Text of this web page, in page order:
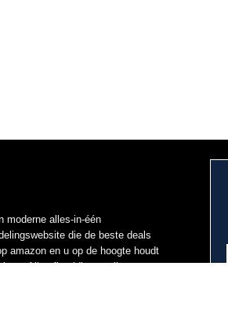
moderne alles-in-één
die de beste deals
amazon en u op de hoogte houdt
Alle afbeeldingen zijn